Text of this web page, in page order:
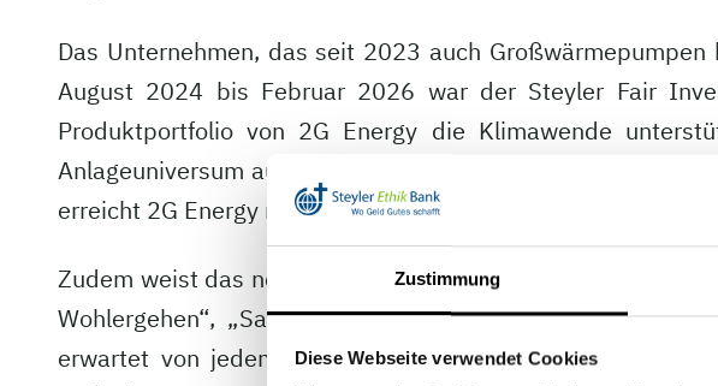
Zustimmung
Diese Webseite verwendet Cookies
Das Unternehmen, das seit 2023 auch
August 2024 bis Februar 2026 war der Steyler Fair
Produktportfolio von 2G Energy die Klimawende
Anlageuniversum ausgeschlossen. Hintergrund ist eine
erreicht 2G Energy nicht mehr die Steyler Best-In-Class
Zudem weist das neue Rating einen negativen Einfluss auf
Wohlergehen“, „Sauberes Wasser und
erwartet von jedem Unternehmen in den Fonds, dass